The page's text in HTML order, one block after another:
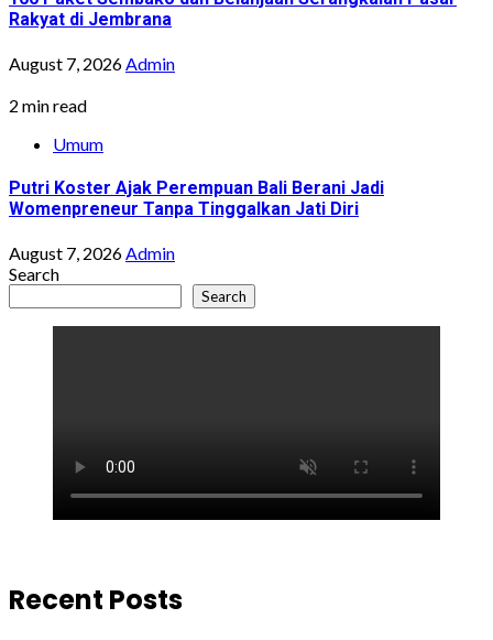
Rakyat di Jembrana
August 7, 2026Admin
2 min read
Umum
Putri Koster Ajak Perempuan Bali Berani Jadi
Womenpreneur Tanpa Tinggalkan Jati Diri
August 7, 2026Admin
Search
Search
Recent Posts